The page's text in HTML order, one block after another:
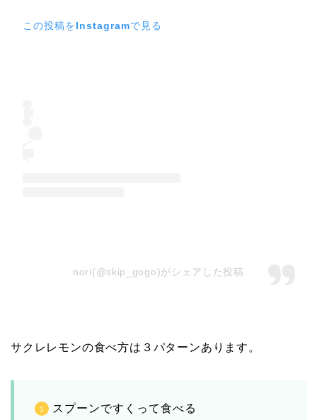
この投稿をInstagramで見る
nori(@skip_gogo)がシェアした投稿
サクレレモンの食べ方は３パターンあります。
スプーンですくって食べる